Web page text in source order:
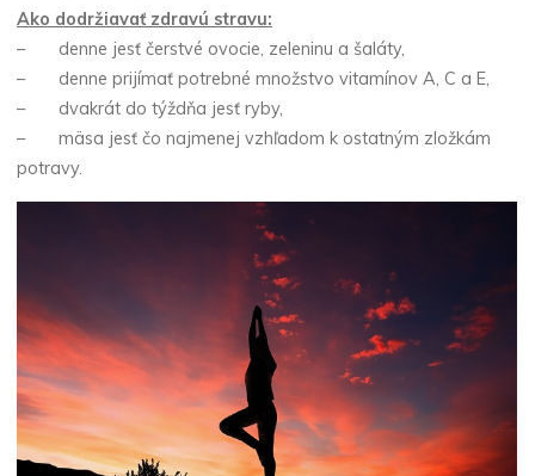
Ako dodržiavať zdravú stravu:
– denne jesť čerstvé ovocie, zeleninu a šaláty,
– denne prijímať potrebné množstvo vitamínov A, C a E,
– dvakrát do týždňa jesť ryby,
– mäsa jesť čo najmenej vzhľadom k ostatným zložkám
potravy.